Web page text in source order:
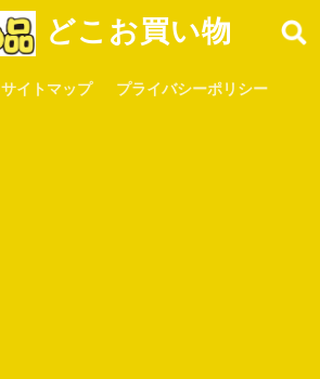
どこお買い物
サイトマップ プライバシーポリシー